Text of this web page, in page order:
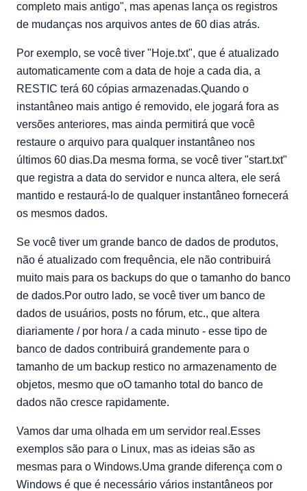
completo mais antigo", mas apenas lança os registros
de mudanças nos arquivos antes de 60 dias atrás.
Por exemplo, se você tiver "Hoje.txt", que é atualizado
automaticamente com a data de hoje a cada dia, a
RESTIC terá 60 cópias armazenadas.Quando o
instantâneo mais antigo é removido, ele jogará fora as
versões anteriores, mas ainda permitirá que você
restaure o arquivo para qualquer instantâneo nos
últimos 60 dias.Da mesma forma, se você tiver "start.txt"
que registra a data do servidor e nunca altera, ele será
mantido e restaurá-lo de qualquer instantâneo fornecerá
os mesmos dados.
Se você tiver um grande banco de dados de produtos,
não é atualizado com frequência, ele não contribuirá
muito mais para os backups do que o tamanho do banco
de dados.Por outro lado, se você tiver um banco de
dados de usuários, posts no fórum, etc., que altera
diariamente / por hora / a cada minuto - esse tipo de
banco de dados contribuirá grandemente para o
tamanho de um backup restico no armazenamento de
objetos, mesmo que oO tamanho total do banco de
dados não cresce rapidamente.
Vamos dar uma olhada em um servidor real.Esses
exemplos são para o Linux, mas as ideias são as
mesmas para o Windows.Uma grande diferença com o
Windows é que é necessário vários instantâneos por